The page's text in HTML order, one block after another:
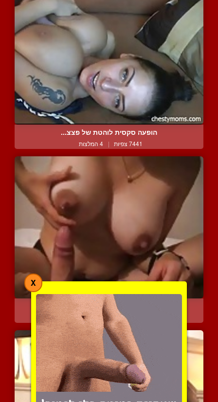
הופעה סקסית לוהטת של פצצ...
7441 צפיות | 4 המלצות
עבודת יד רטובה במיוחד מה...
| 1 המלצות
X